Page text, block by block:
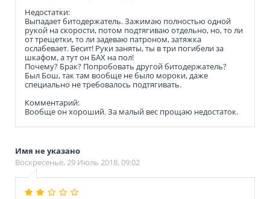
Недостатки:
Выпадает битодержатель. Зажимаю полностью одной
рукой на скорости, потом подтягиваю отдельно, но, то ли
от трещетки, то ли задеваю патроном, затяжка
ослабевает. Бесит! Руки заняты, ты в три погибели за
шкафом, а тут он БАХ на пол!
Почему? Брак? Попробовать другой битодержатель?
Был Бош, так там вообще не было мороки, даже
специально не требовалось подтягивать.
Комментарий:
Вообще он хороший. За малый вес прощаю недостаток.
Имя не указано
Воскресенье, 29 Июль 2018, 09:02